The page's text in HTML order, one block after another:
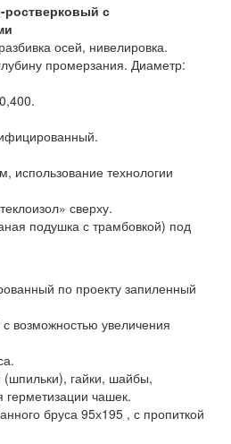
ростверковый с
осей, нивелировка.
промерзания. Диаметр:
использование технологии
сверху.
подушка с трамбовкой) под
по проекту запиленный
возможностью увеличения
(шпильки), гайки, шайбы,
герметизации чашек.
бруса 95х195 , с пропиткой